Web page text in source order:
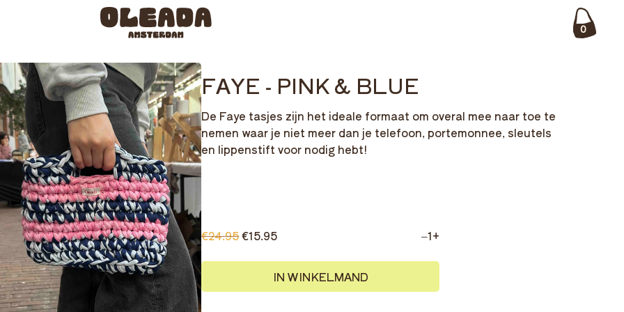
0
FAYE - PINK & BLUE
De Faye tasjes zijn het ideale formaat om overal mee naar toe te
nemen waar je niet meer dan je telefoon, portemonnee, sleutels
en lippenstift voor nodig hebt!
€24.95€15.95 –1+
IN WINKELMAND